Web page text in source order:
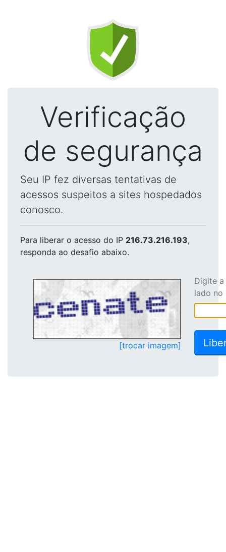
Verificação
de segurança
Seu IP fez diversas tentativas de
acessos suspeitos a sites hospedados
conosco.
Para liberar o acesso do IP 216.73.216.193,
responda ao desafio abaixo.
[trocar imagem]
Digite
lado no